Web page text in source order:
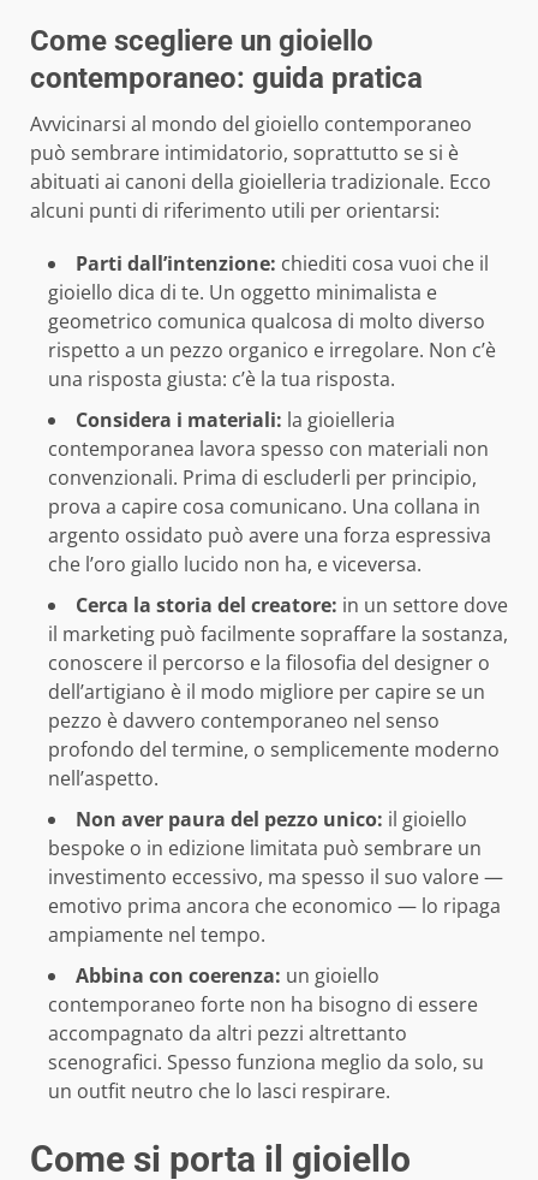
Come scegliere un gioiello
contemporaneo: guida pratica
Avvicinarsi al mondo del gioiello contemporaneo
può sembrare intimidatorio, soprattutto se si è
abituati ai canoni della gioielleria tradizionale. Ecco
alcuni punti di riferimento utili per orientarsi:
Parti dall’intenzione: chiediti cosa vuoi che il
gioiello dica di te. Un oggetto minimalista e
geometrico comunica qualcosa di molto diverso
rispetto a un pezzo organico e irregolare. Non c’è
una risposta giusta: c’è la tua risposta.
Considera i materiali: la gioielleria
contemporanea lavora spesso con materiali non
convenzionali. Prima di escluderli per principio,
prova a capire cosa comunicano. Una collana in
argento ossidato può avere una forza espressiva
che l’oro giallo lucido non ha, e viceversa.
Cerca la storia del creatore: in un settore dove
il marketing può facilmente sopraffare la sostanza,
conoscere il percorso e la filosofia del designer o
dell’artigiano è il modo migliore per capire se un
pezzo è davvero contemporaneo nel senso
profondo del termine, o semplicemente moderno
nell’aspetto.
Non aver paura del pezzo unico: il gioiello
bespoke o in edizione limitata può sembrare un
investimento eccessivo, ma spesso il suo valore —
emotivo prima ancora che economico — lo ripaga
ampiamente nel tempo.
Abbina con coerenza: un gioiello
contemporaneo forte non ha bisogno di essere
accompagnato da altri pezzi altrettanto
scenografici. Spesso funziona meglio da solo, su
un outfit neutro che lo lasci respirare.
Come si porta il gioiello